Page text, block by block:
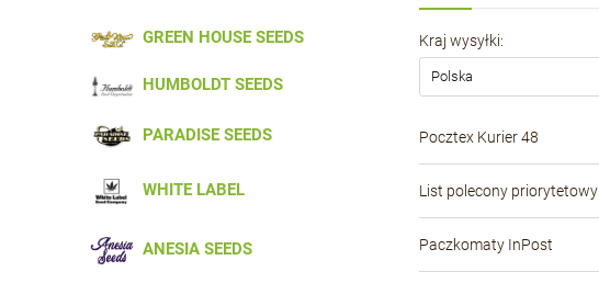
GREEN HOUSE SEEDS
HUMBOLDT SEEDS
PARADISE SEEDS
WHITE LABEL
ANESIA SEEDS
Kraj wysyłki:
Pocztex Kurier 48
List polecony priorytetowy
Paczkomaty InPost